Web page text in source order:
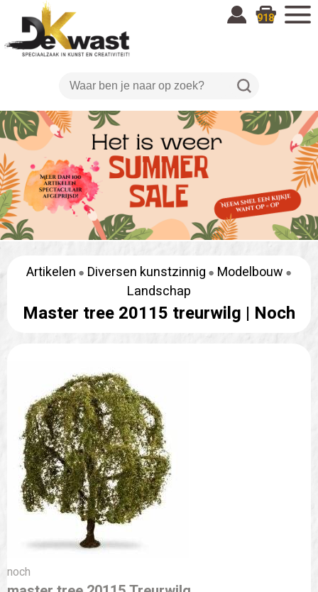
918
Artikelen Diversen kunstzinnig
Modelbouw
Landschap
Master tree 20115 treurwilg | Noch
noch